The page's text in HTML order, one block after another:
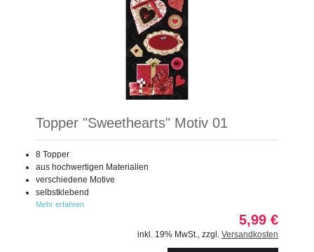
Topper "Sweethearts" Motiv 01
8 Topper
aus hochwertigen Materialien
verschiedene Motive
selbstklebend
Mehr erfahren
5,99 €
inkl. 19% MwSt. zzgl. Versandkosten